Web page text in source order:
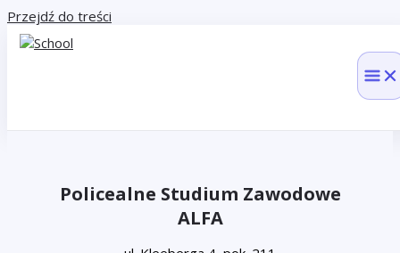
Przejdź do treści
Policealne Studium Zawodowe
ALFA